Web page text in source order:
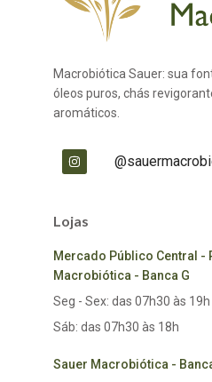
Macrobiótica Sauer: sua
óleos puros, chás
aromáticos.
Lojas
Mercado Público Central -
Macrobiótica - Banca G
Seg - Sex: das 07h30 às 19h
Sáb: das 07h30 às 18h
Sauer Macrobiótica -